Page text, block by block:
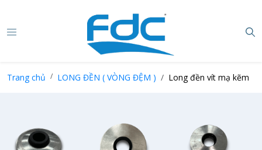
Trang chủ LONG ĐỀN ( VÒNG ĐỆM ) Long đền vít mạ kẽm